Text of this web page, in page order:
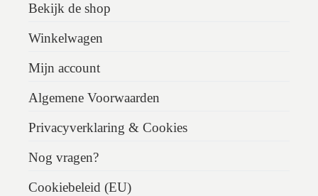
Bekijk de shop
Winkelwagen
Mijn account
Algemene Voorwaarden
Privacyverklaring & Cookies
Nog vragen?
Cookiebeleid (EU)